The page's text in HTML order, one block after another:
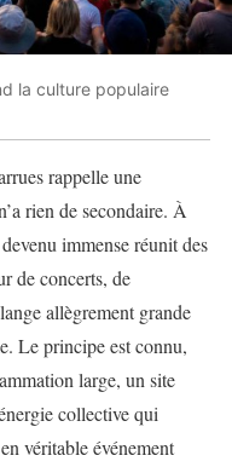
la culture populaire
rappelle une
rien de secondaire. À
immense réunit des
de concerts, de
allègrement grande
Le principe est connu,
large, un site
collective qui
véritable événement